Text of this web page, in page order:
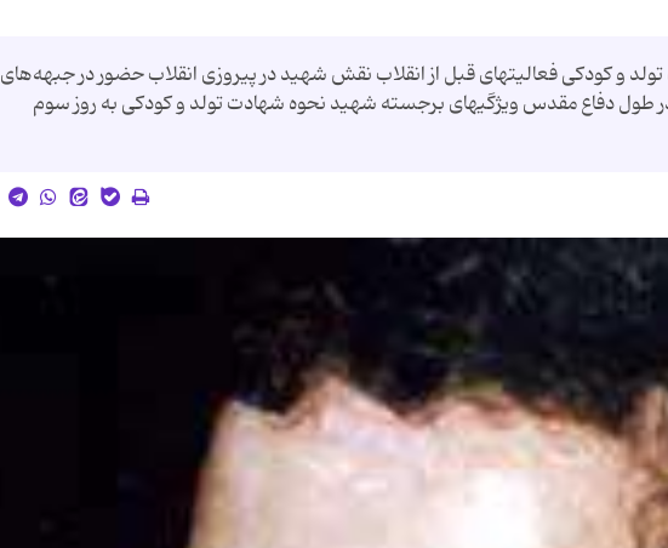
و كودكی فعالیتهای قبل از انقلاب نقش شهید در پیروزی انقلاب حضور در جبهه‌های
دفاع مقدس ویژگیهای برجسته شهید نحوه شهادت تولد و كودكی به روز سوم